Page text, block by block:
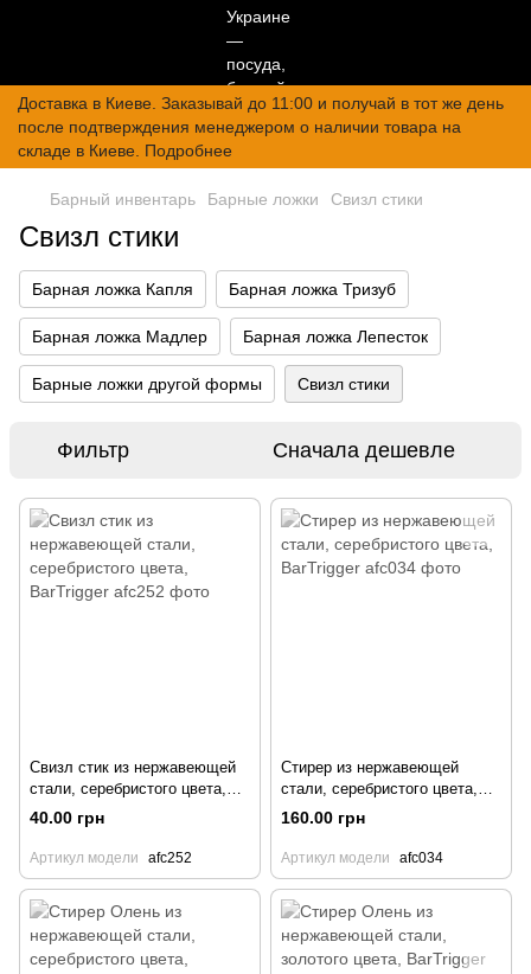
Доставка в Киеве. Заказывай до 11:00 и получай в тот же день
после подтверждения менеджером о наличии товара на
складе в Киеве. Подробнее
Барный инвентарь Барные ложки Свизл стики
Свизл стики
Барная ложка Капля Барная ложка Тризуб
Барная ложка Мадлер Барная ложка Лепесток
Барные ложки другой формы Свизл стики
Фильтр Сначала дешевле
Свизл стик из нержавеющей
стали, серебристого цвета,
BarTrigger
40.00 грн
Артикул модели afc252
Cтирер из нержавеющей
стали, серебристого цвета,
BarTrigger
160.00 грн
Артикул модели afc034